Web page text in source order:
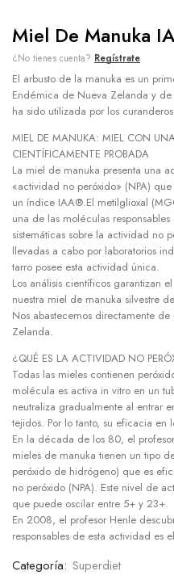
Miel De Manuka
¿No tienes cuenta? Regístrate
El arbusto de la manuka es un
Endémica de Nueva Zelanda y
ha sido utilizada por los
MIEL DE MANUKA: MIEL CON
CIENTÍFICAMENTE PROBADA
La miel de manuka presenta una
«actividad no peróxido» (NPA)
un índice IAA®.El metilglioxal
una de las moléculas
sistemáticas sobre la actividad no
llevadas a cabo por laboratorios
tarro posee esta actividad única.
Los análisis científicos garantizan
nuestra miel de manuka silvestre
Nos abastecemos directamente
Zelanda.
¿QUÉ ES LA ACTIVIDAD NO
Todas las mieles contienen
molécula es activa in vitro en un
neutraliza gradualmente al entrar
tejidos. Por lo tanto, su eficacia en
En la década de los 80, el
mieles de manuka tienen un tipo
peróxido de hidrógeno) que es
no peróxido (NPA). Este nivel de
que puede oscilar entre 5+ y 23+.
En 2008, el profesor Henle
responsables de esta actividad es
Categoría: Superdiet